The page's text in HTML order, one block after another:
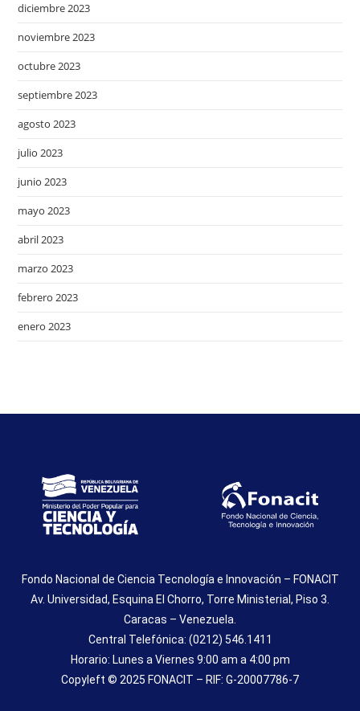
diciembre 2023
noviembre 2023
octubre 2023
septiembre 2023
agosto 2023
julio 2023
junio 2023
mayo 2023
abril 2023
marzo 2023
febrero 2023
enero 2023
Fondo Nacional de Ciencia Tecnología e Innovación – FONACIT
Av. Universidad, Esquina El Chorro, Torre Ministerial, Piso 3.
Caracas – Venezuela.
Central Telefónica: (0212) 546.1411
Horario: Lunes a Viernes 9:00 am a 4:00 pm
Copyleft © 2025 FONACIT – RIF: G-20007786-7